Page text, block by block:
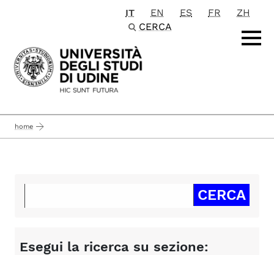
Passa al contenuto principale
IT EN ES FR
ZH
CERCA
home
Esegui la ricerca su sezione: